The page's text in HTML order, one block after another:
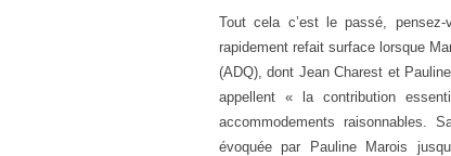
Tout cela c’est le passé,
rapidement refait surface lorsque
(ADQ), dont Jean Charest et
appellent « la contribution
accommodements raisonnables.
évoquée par Pauline Marois